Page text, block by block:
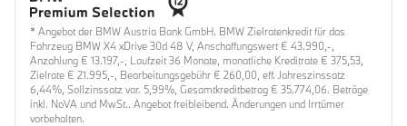
* Angebot der BMW Austria Bank GmbH. BMW Zielratenkredit für das
Fahrzeug BMW X4 xDrive 30d 48 V, Anschaffungswert € 43.990,-,
Anzahlung € 13.197,-, Laufzeit 36 Monate, monatliche Kreditrate € 375,53,
Zielrate € 21.995,-, Bearbeitungsgebühr € 260,00, eff. Jahreszinssatz
6,44%, Sollzinssatz var. 5,99%, Gesamtkreditbetrag € 35.774,06. Beträge
inkl. NoVA und MwSt.. Angebot freibleibend. Änderungen und Irrtümer
vorbehalten.